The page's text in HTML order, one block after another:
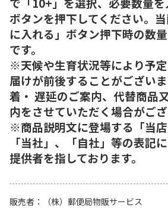
ボタンを押下してください。
に入れる」ボタン押下時の数
です。
※天候や生育状況等により予
届けが前後することがござい
着・ 遅延のご案内、代替商品
内をさせていただく場合がござ
※商品説明文に登場する「当店
「当社」、「自社」等の表記
提供者を指しております。
販売者
（株）郵便局物販サービス